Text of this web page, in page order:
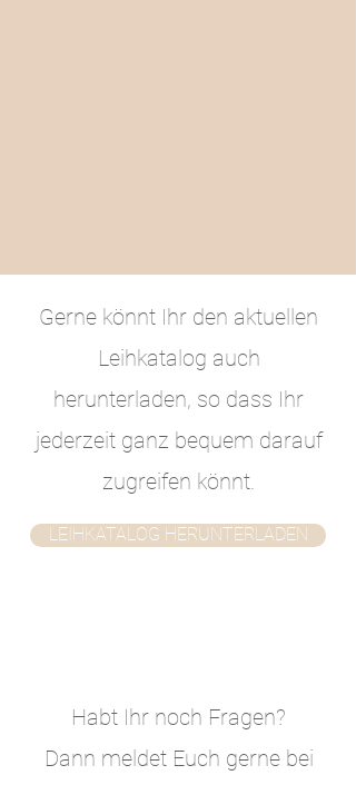
Gerne könnt Ihr den aktuellen
Leihkatalog auch
herunterladen, so dass Ihr
jederzeit ganz bequem darauf
zugreifen könnt.
LEIHKATALOG HERUNTERLADEN
Habt Ihr noch Fragen?
Dann meldet Euch gerne bei